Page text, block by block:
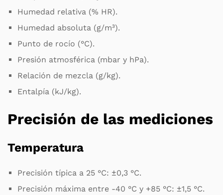
Humedad relativa (% HR).
Humedad absoluta (g/m³).
Punto de rocío (°C).
Presión atmosférica (mbar y hPa).
Relación de mezcla (g/kg).
Entalpía (kJ/kg).
Precisión de las mediciones
Temperatura
Precisión típica a 25 °C: ±0,3 °C.
Precisión máxima entre -40 °C y +85 °C: ±1,5 °C.